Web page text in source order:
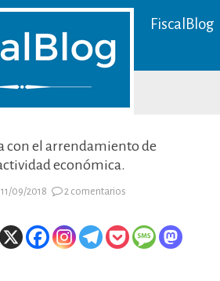
FiscalBlog
con el arrendamiento de
económica.
11/09/2018 2 comentarios
tributaria
con
el